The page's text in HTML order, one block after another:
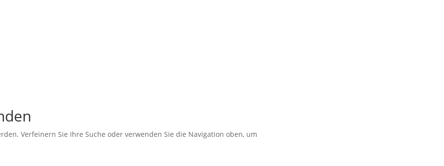
Verfeinern Sie Ihre Suche oder verwenden Sie die Navigation oben, um